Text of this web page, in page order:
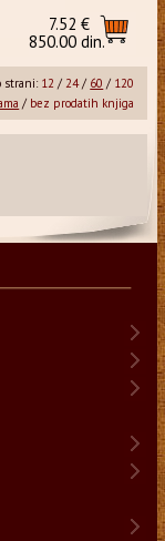
7.52 €
850.00 din.
strani: 12 /24/ 60 / 120
/ bez prodatih knjiga